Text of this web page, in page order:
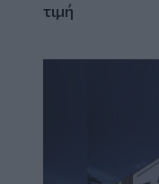
τιμή